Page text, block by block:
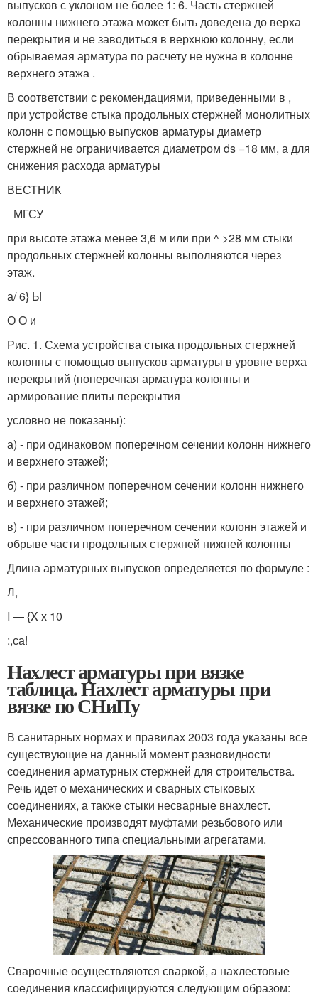
выпусков с уклоном не более 1: 6. Часть стержней
колонны нижнего этажа может быть доведена до верха
перекрытия и не заводиться в верхнюю колонну, если
обрываемая арматура по расчету не нужна в колонне
верхнего этажа .
В соответствии с рекомендациями, приведенными в ,
при устройстве стыка продольных стержней монолитных
колонн с помощью выпусков арматуры диаметр
стержней не ограничивается диаметром ds =18 мм, а для
снижения расхода арматуры
ВЕСТНИК
_МГСУ
при высоте этажа менее 3,6 м или при ^ >28 мм стыки
продольных стержней колонны выполняются через
этаж.
а/ 6} Ы
О О и
Рис. 1. Схема устройства стыка продольных стержней
колонны с помощью выпусков арматуры в уровне верха
перекрытий (поперечная арматура колонны и
армирование плиты перекрытия
условно не показаны):
а) - при одинаковом поперечном сечении колонн нижнего
и верхнего этажей;
б) - при различном поперечном сечении колонн нижнего
и верхнего этажей;
в) - при различном поперечном сечении колонн этажей и
обрыве части продольных стержней нижней колонны
Длина арматурных выпусков определяется по формуле :
Л,
I — {X х 10
:,са!
Нахлест арматуры при вязке
таблица. Нахлест арматуры при
вязке по СНиПу
В санитарных нормах и правилах 2003 года указаны все
существующие на данный момент разновидности
соединения арматурных стержней для строительства.
Речь идет о механических и сварных стыковых
соединениях, а также стыки несварные внахлест.
Механические производят муфтами резьбового или
спрессованного типа специальными агрегатами.
Сварочные осуществляются сваркой, а нахлестовые
соединения классифицируются следующим образом: